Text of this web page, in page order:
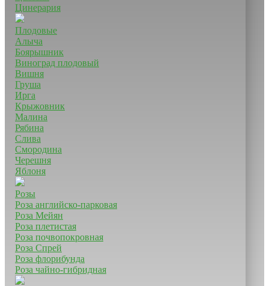
Цинерария
Плодовые
Алыча
Боярышник
Виноград плодовый
Вишня
Груша
Ирга
Крыжовник
Малина
Рябина
Слива
Смородина
Черешня
Яблоня
Розы
Роза английско-парковая
Роза Мейян
Роза плетистая
Роза почвопокровная
Роза Спрей
Роза флорибунда
Роза чайно-гибридная